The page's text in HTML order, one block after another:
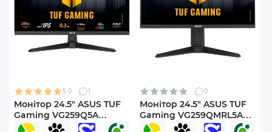
5.0 1
Монітор 24.5" ASUS TUF
Gaming VG259Q5A
(90LM0BL1-B01O71)
0
Монітор 24.5" ASUS TUF
Gaming VG259QMRL5A
(90LM0BQ0-B01O71)